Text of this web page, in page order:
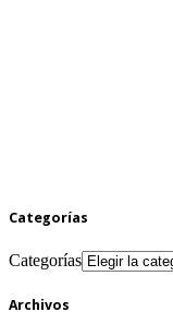
Categorías
Categorías
Archivos